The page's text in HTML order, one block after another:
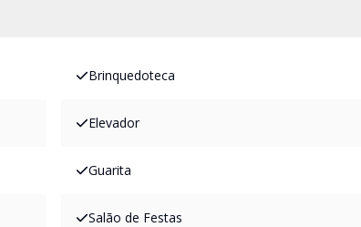
Brinquedoteca
Elevador
Guarita
Salão de Festas